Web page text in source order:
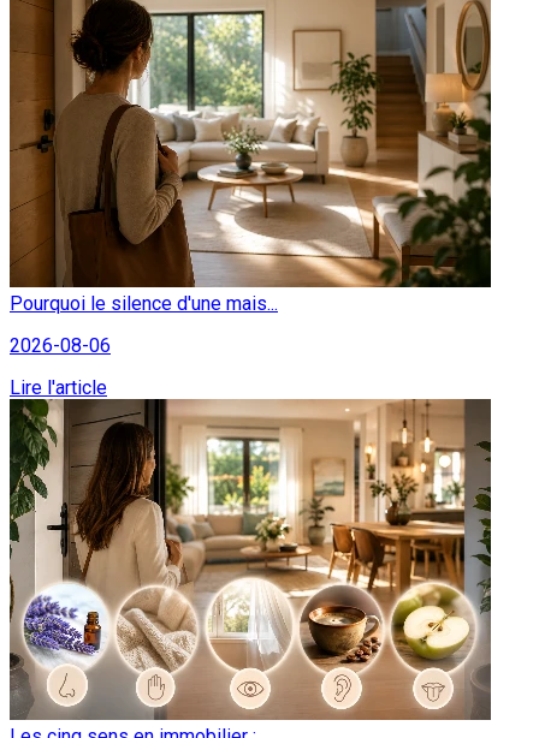
Pourquoi le silence d'une mais...
2026-08-06
Lire l'article